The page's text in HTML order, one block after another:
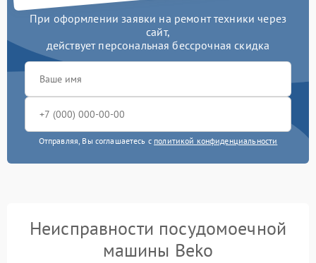
При оформлении заявки на ремонт техники через
сайт,
действует персональная бессрочная скидка
Отправляя, Вы соглашаетесь с политикой конфиденциальности
Неисправности посудомоечной
машины Beko